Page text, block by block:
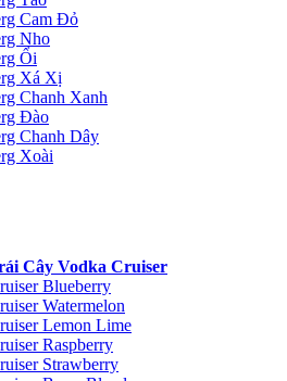
Cam Đỏ
Nho
Ổi
Xá Xị
Chanh Xanh
Đào
Chanh Dây
Xoài
Cây Vodka Cruiser
Blueberry
Watermelon
Lemon Lime
Raspberry
Strawberry